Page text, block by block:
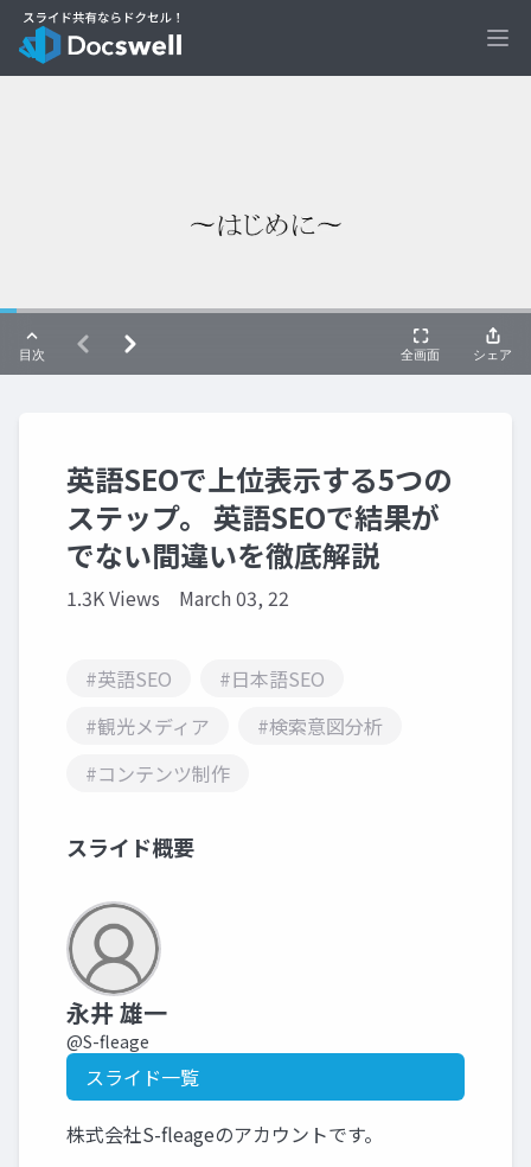
英語SEOで上位表示する5つの
ステップ。 英語SEOで結果が
でない間違いを徹底解説
1.3K Views March 03, 22
#英語SEO
#日本語SEO
#観光メディア
#検索意図分析
#コンテンツ制作
スライド概要
永井 雄一
@S-fleage
スライド一覧
株式会社S-fleageのアカウントです。